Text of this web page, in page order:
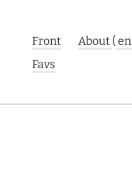
Front About (en
Favs